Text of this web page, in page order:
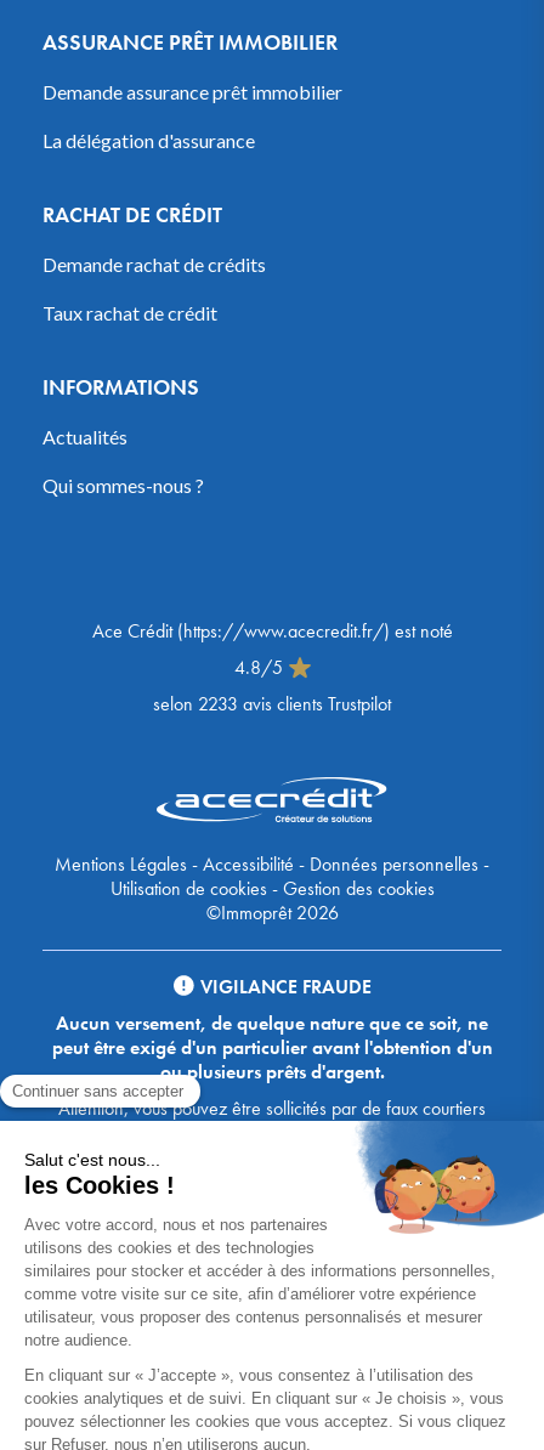
ASSURANCE PRÊT IMMOBILIER
Demande assurance prêt immobilier
La délégation d'assurance
RACHAT DE CRÉDIT
Demande rachat de crédits
Taux rachat de crédit
INFORMATIONS
Actualités
Qui sommes-nous ?
Ace Crédit(https://www.acecredit.fr/) est noté
4.8/5
selon 2233 avis clients Trustpilot
Mentions Légales-Accessibilité - Données personnelles-
Utilisation de cookies-Gestion des cookies
©Immoprêt 2026
VIGILANCE FRAUDE
Aucun versement, de quelque nature que ce soit, ne
peut être exigé d'un particulier avant l'obtention d'un
ou plusieurs prêts d'argent.
Attention, vous pouvez être sollicités par de faux courtiers
Ace Crédit / Immoprêt, qui vous proposent de bénéficier de
crédits, en vous demandant de transmettre des documents,
des fonds, des coordonnées bancaires, etc. Soyez vigilants :
Immoprêt ne demande jamais à ses clients de virer sur ses
comptes des sommes prêtées par les banques, à l'exception
des honoraires des agences. Les courtiers Ace Crédit /
Immoprêt vous écrivent toujours d'une adresse mail
xxxx@acecredit.fr ou xxxx@immopret.fr.
* Taux fixe national hors assurance, pouvant varier selon votre région et
dossier. Exemple représentatif pour un montant emprunté de 200 000 €.
Taux débiteur fixe de 2.85 % et TAEG fixe (hors frais) de 3.21 % (taux
assurance emprunteur de 0,36%) sur 15 ans. 180 mensualités de
1 426,78 € (dont 60,00 € d'assurance). Coût total du crédit (hors frais) :
56 820,53 €. Montant total dû (hors frais) : 256 820,53 €.